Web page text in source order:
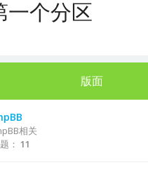
一个分区
版面
相关
： 11